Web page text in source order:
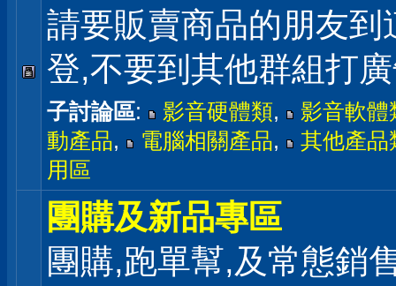
請要販賣商品的朋友到
登,不要到其他群組打
子討論區: 影音硬體類,
影音軟體
動產品, 電腦相關產品,
其他產品
用區
團購及新品專區
團購,跑單幫,及常態銷